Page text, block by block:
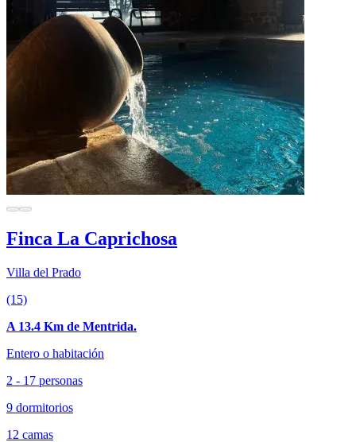
Finca La Caprichosa
Villa del Prado
(15)
A 13.4 Km de Mentrida.
Entero o habitación
2 - 17 personas
9 dormitorios
12 camas